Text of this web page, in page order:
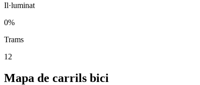
Il·luminat
0%
Trams
12
Mapa de carrils bici